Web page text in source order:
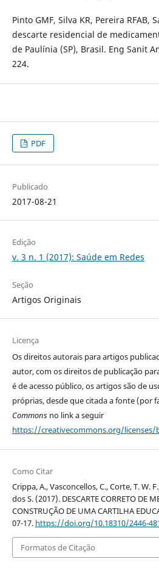
Pinto GMF, Silva KR, Pereira RFAB,
descarte residencial de
de Paulínia (SP), Brasil. Eng Sanit
224.
PDF
Publicado
2017-08-21
Edição
v. 3 n. 1 (2017): Saúde em Redes
Seção
Artigos Originais
Licença
Os direitos autorais para artigos
autor, com os direitos de publicação
é de acesso público, os artigos são de
próprias, desde que citada a fonte (por
Commonsno link a seguir
https://creativecommons.org/licenses/
Como Citar
Crippa, A., Vasconcellos, C., Corte, T. W.
dos S. (2017). DESCARTE CORRETO DE
CONSTRUÇÃO DE UMA CARTILHA
07-17. https://doi.org/10.18310/2446-
Formatos de Citação